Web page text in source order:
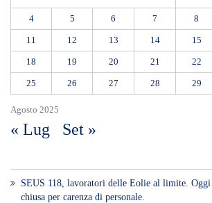
Agosto 2025
4 5 6 7 8
11 12 13 14 15
18 19 20 21 22
25 26 27 28 29
« Lug Set »
SEUS 118, lavoratori delle Eolie al limite.
chiusa per carenza di personale.